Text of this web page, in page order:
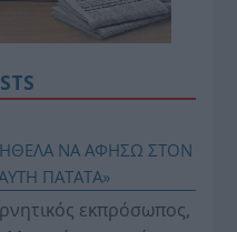
ΝΑ ΑΦΗΣΩ ΣΤΟΝ
ΠΑΤΑΤΑ»
εκπρόσωπος,